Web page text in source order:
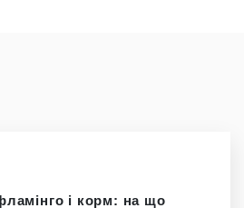
і корм: на що